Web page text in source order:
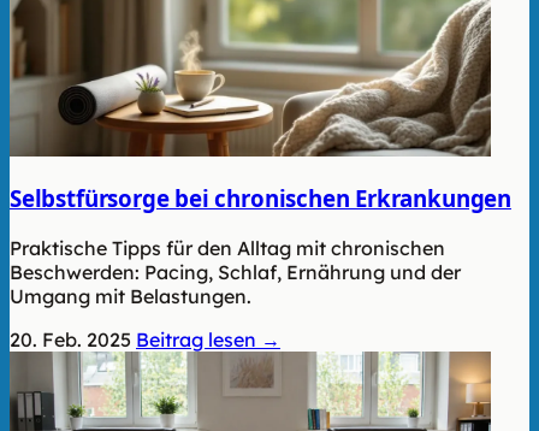
Selbstfürsorge bei chronischen Erkrankungen
Praktische Tipps für den Alltag mit chronischen
Beschwerden: Pacing, Schlaf, Ernährung und der
Umgang mit Belastungen.
20. Feb. 2025 Beitrag lesen →